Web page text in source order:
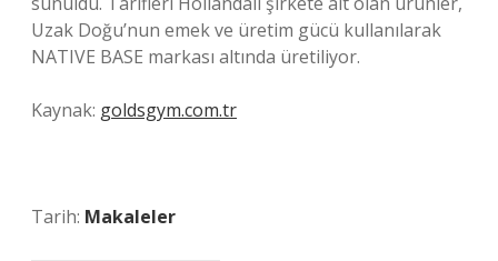
Uzak Doğu’nun emek ve üretim gücü kullanılarak
NATIVE BASE markası altında üretiliyor.
Kaynak: goldsgym.com.tr
Tarih: Makaleler